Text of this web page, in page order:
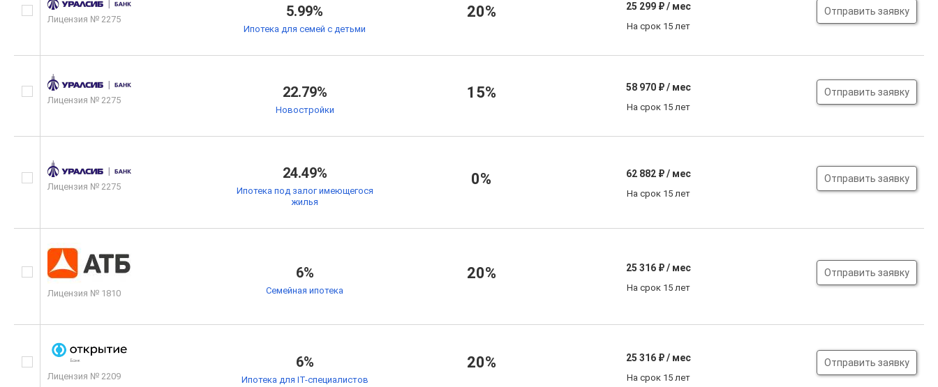
Лицензия № 2275 5.99%
Ипотека для семей с детьми
20% 25 299₽ / мес
На срок 15 лет
Отправить заявку
Лицензия № 2275 22.79%
Новостройки
15% 58 970₽ / мес
На срок 15 лет
Отправить заявку
Лицензия № 2275
24.49%
Ипотека под залог имеющегося
жилья
0% 62 882₽ / мес
На срок 15 лет
Отправить заявку
Лицензия № 1810
6%
Семейная ипотека
20% 25 316₽ / мес
На срок 15 лет
Отправить заявку
Лицензия № 2209
6%
Ипотека для IT-специалистов
20% 25 316₽ / мес
На срок 15 лет
Отправить заявку